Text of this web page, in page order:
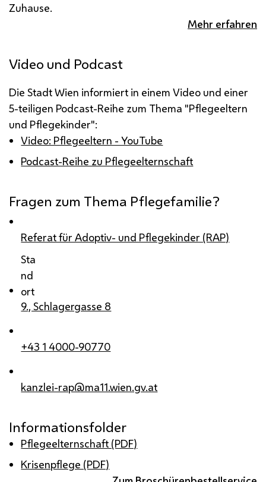
Zuhause.
Mehr erfahren
Video und Podcast
Die Stadt Wien informiert in einem Video und einer
5-teiligen Podcast-Reihe zum Thema "Pflegeeltern
und Pflegekinder":
Video: Pflegeeltern - YouTube
Podcast-Reihe zu Pflegeelternschaft
Fragen zum Thema Pflegefamilie?
Referat für Adoptiv- und Pflegekinder (RAP)
Sta
nd
ort
9., Schlagergasse 8
+43 1 4000-90770
kanzlei-rap@ma11.wien.gv.at
Informationsfolder
Pflegeelternschaft (PDF)
Krisenpflege (PDF)